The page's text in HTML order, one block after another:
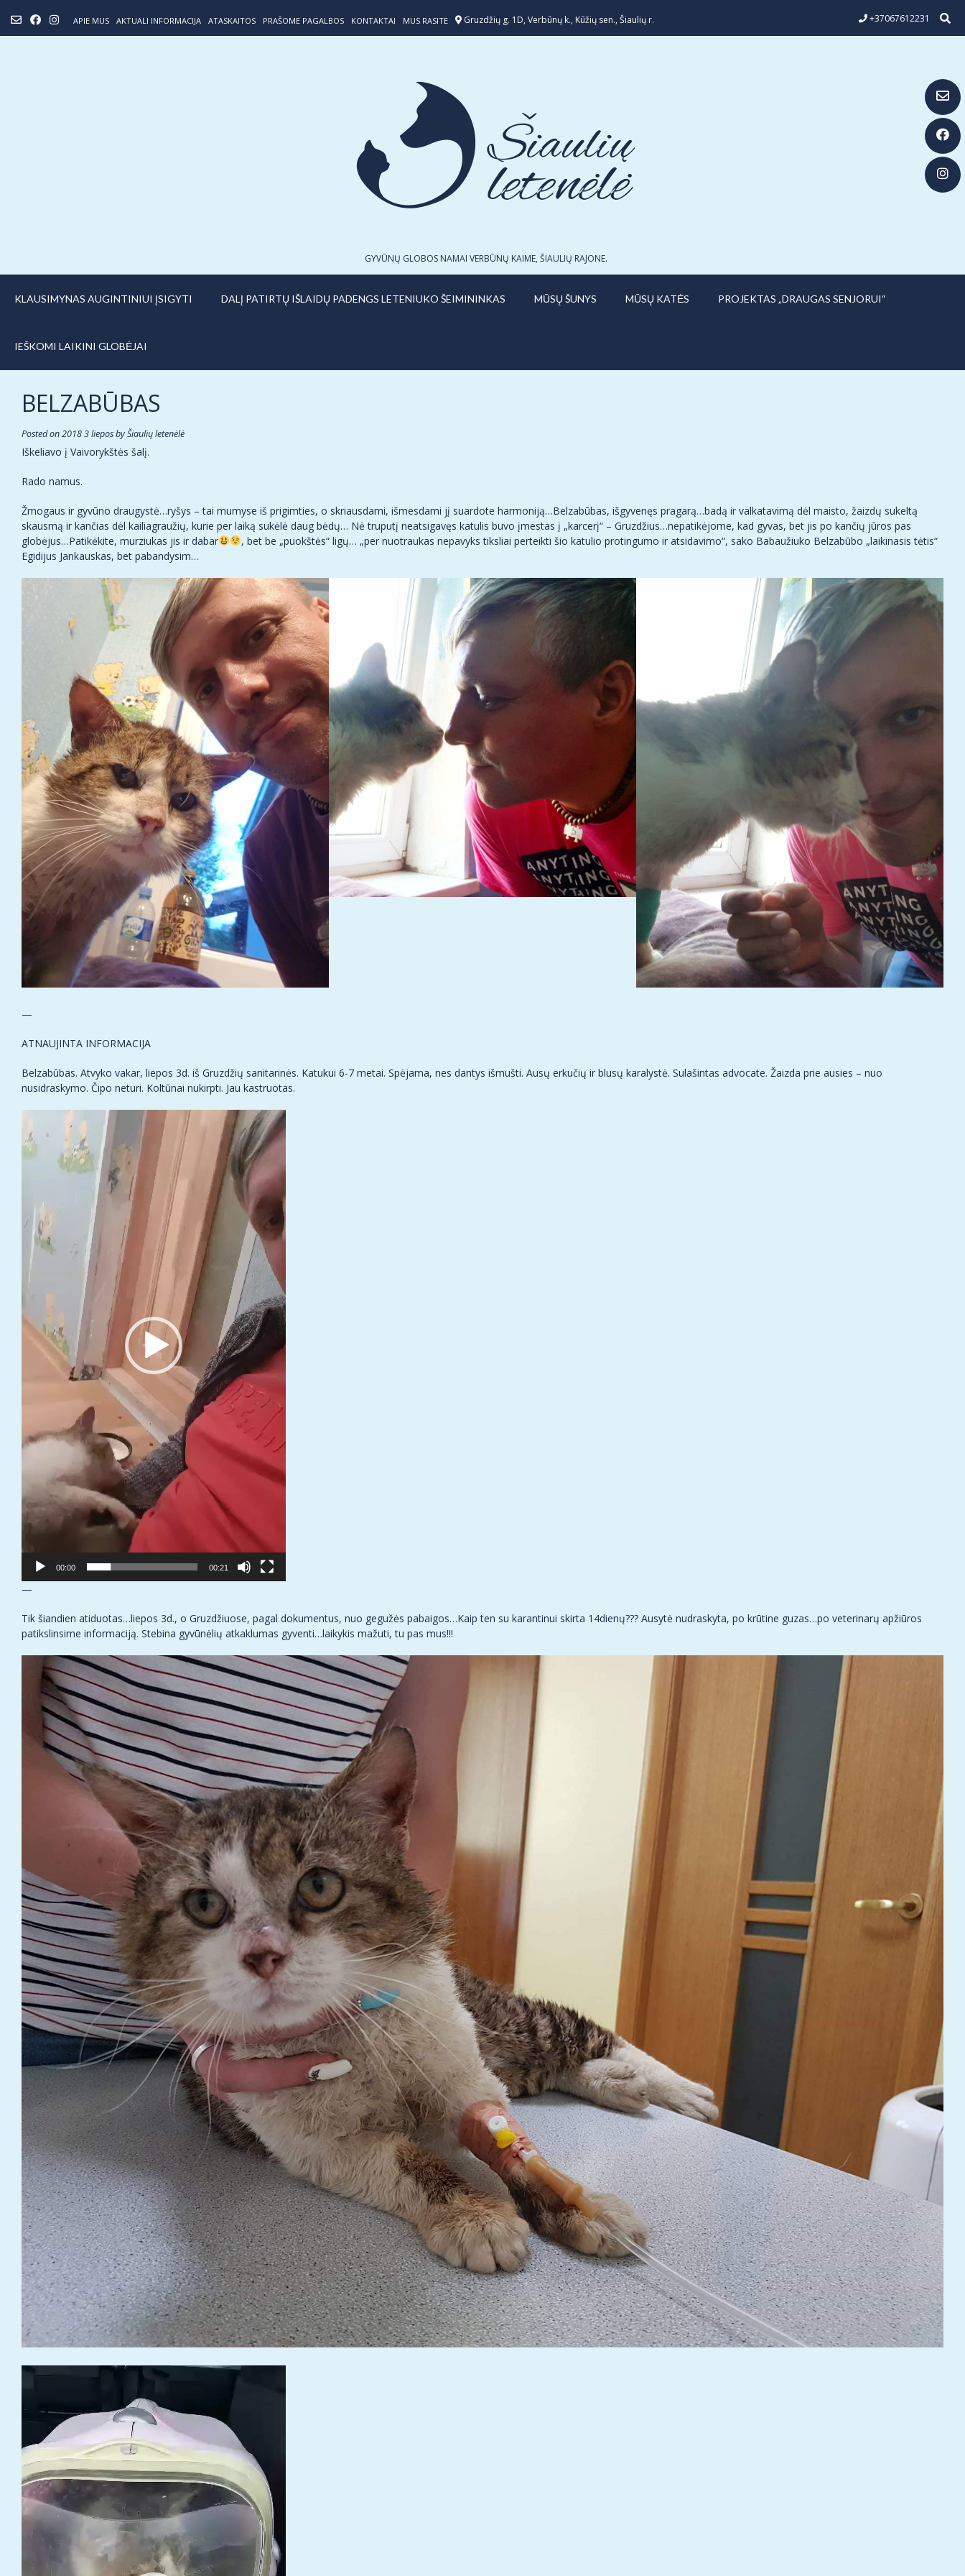
content
APIE MUS AKTUALI INFORMACIJA ATASKAITOS PRAŠOME PAGALBOS KONTAKTAI MUS RASITE Gruzdžių g. 1D, Verbūnų k., Kūžių sen., Šiaulių r. +37067612231
GYVŪNŲ GLOBOS NAMAI VERBŪNŲ KAIME, ŠIAULIŲ RAJONE.
KLAUSIMYNAS AUGINTINIUI ĮSIGYTI DALĮ PATIRTŲ IŠLAIDŲ PADENGS LETENIUKO ŠEIMININKAS MŪSŲ ŠUNYS MŪSŲ KATĖS PROJEKTAS „DRAUGAS SENJORUI“
IEŠKOMI LAIKINI GLOBĖJAI
BELZABŪBAS
Posted on2018 3 lieposbyŠiaulių letenėlė
Iškeliavo į Vaivorykštės šalį.
Rado namus.
Žmogaus ir gyvūno draugystė…ryšys – tai mumyse iš prigimties, o skriausdami, išmesdami jį suardote harmoniją…Belzabūbas, išgyvenęs pragarą…badą ir valkatavimą dėl maisto, žaizdų sukeltą
skausmą ir kančias dėl kailiagraužių, kurie per laiką sukėlė daug bėdų… Nė truputį neatsigavęs katulis buvo įmestas į „karcerį“ – Gruzdžius…nepatikėjome, kad gyvas, bet jis po kančių jūros pas
globėjus…Patikėkite, murziukas jis ir dabar
, bet be „puokštės“ ligų… „per nuotraukas nepavyks tiksliai perteikti šio katulio protingumo ir atsidavimo“, sako Babaužiuko Belzabūbo „laikinasis tėtis“
Egidijus Jankauskas, bet pabandysim…
—
ATNAUJINTA INFORMACIJA
Belzabūbas. Atvyko vakar, liepos 3d. iš Gruzdžių sanitarinės. Katukui 6-7 metai. Spėjama, nes dantys išmušti. Ausų erkučių ir blusų karalystė. Sulašintas advocate. Žaizda prie ausies – nuo
nusidraskymo. Čipo neturi. Koltūnai nukirpti. Jau kastruotas.
grotuvas
00:00 00:21
—
Tik šiandien atiduotas…liepos 3d., o Gruzdžiuose, pagal dokumentus, nuo gegužės pabaigos…Kaip ten su karantinui skirta 14dienų??? Ausytė nudraskyta, po krūtine guzas…po veterinarų apžiūros
patikslinsime informaciją. Stebina gyvūnėlių atkaklumas gyventi…laikykis mažuti, tu pas mus!!!
Video